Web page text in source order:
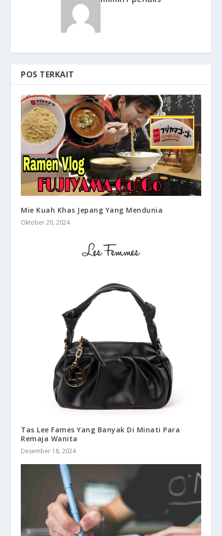
POS TERKAIT
Mie Kuah Khas Jepang Yang Mendunia
Oktober 20, 2024
Tas Lee Fames Yang Banyak Di Minati Para
Remaja Wanita
Desember 18, 2024